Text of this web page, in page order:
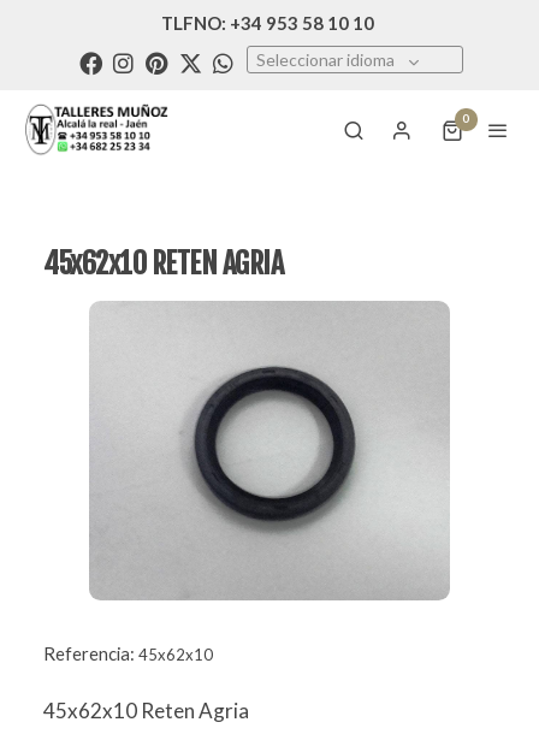
TLFNO: +34 953 58 10 10
Seleccionar idioma
0
45x62x10 RETEN AGRIA
Referencia: 45x62x10
45x62x10 Reten Agria